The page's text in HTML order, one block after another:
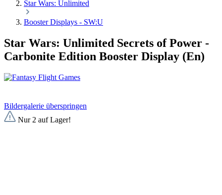
Star Wars: Unlimited
Booster Displays - SW:U
Star Wars: Unlimited Secrets of Power -
Carbonite Edition Booster Display (En)
Bildergalerie überspringen
Nur 2 auf Lager!